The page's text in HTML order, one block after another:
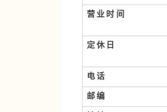
营业时间
定休日
电话
邮编